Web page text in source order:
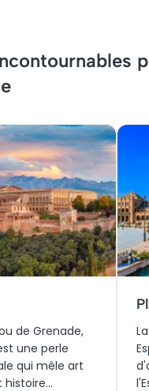
de Grenade,
une perle
qui mêle art
histoire